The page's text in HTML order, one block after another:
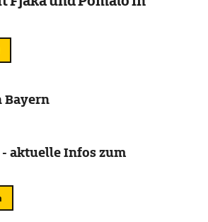
Bayern
aktuelle Infos zum